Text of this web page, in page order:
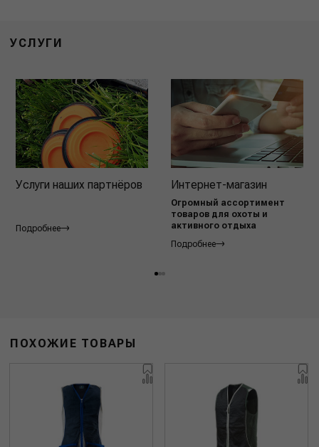
УСЛУГИ
Услуги наших партнёров
Подробнее
Интернет-магазин
Огромный ассортимент
товаров для охоты и
активного отдыха
Подробнее
ПОХОЖИЕ ТОВАРЫ